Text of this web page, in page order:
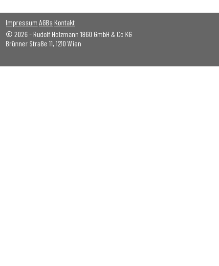
Impressum AGBs Kontakt
© 2026 - Rudolf Holzmann 1860 GmbH & Co KG
Brünner Straße 11, 1210 Wien